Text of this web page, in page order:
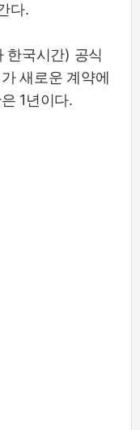
다.
한국시간) 공식
새로운 계약에
1년이다.